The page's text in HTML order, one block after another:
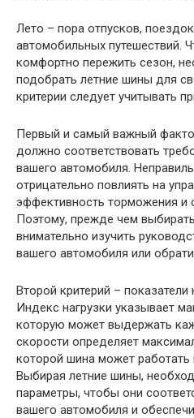
Лето – пора отпусков,
автомобильных путешествий.
комфортно пережить сезон,
подобрать летние шины для
критерии следует учитывать
Первый и самый важный
должно соответствовать
вашего автомобиля.
отрицательно повлиять на
эффективность торможения и
Поэтому, прежде чем
внимательно изучить
вашего автомобиля или
Второй критерий – показатели
Индекс нагрузки указывает
которую может выдержать
скорости определяет
которой шина может
Выбирая летние шины,
параметры, чтобы они
вашего автомобиля и